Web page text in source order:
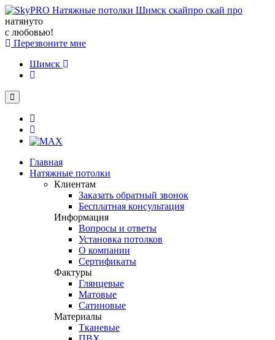
натянуто
с любовью!
Перезвоните мне
Шимск
Главная
Натяжные потолки
Клиентам
Заказать обратный звонок
Бесплатная консультация
Информация
Вопросы и ответы
Установка потолков
О компании
Сертификаты
Фактуры
Глянцевые
Матовые
Сатиновые
Материалы
Тканевые